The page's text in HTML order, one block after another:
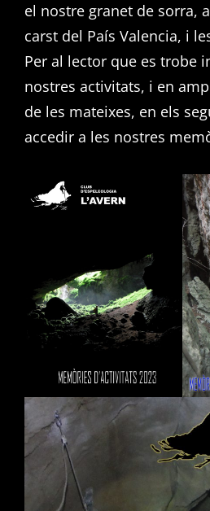
el nostre granet de sorra,
carst del País Valencia, i
Per al lector que es trobe
nostres activitats, i en
de les mateixes, en els
accedir a les nostres